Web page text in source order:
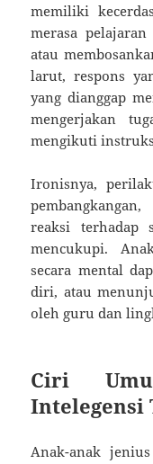
memiliki
merasa
atau
larut, respons
yang dianggap
mengerjakan
mengikuti
Ironisnya,
reaksi terhadap
mencukupi.
secara mental
diri, atau
oleh guru dan
Ciri
Intelegensi
Anak-anak